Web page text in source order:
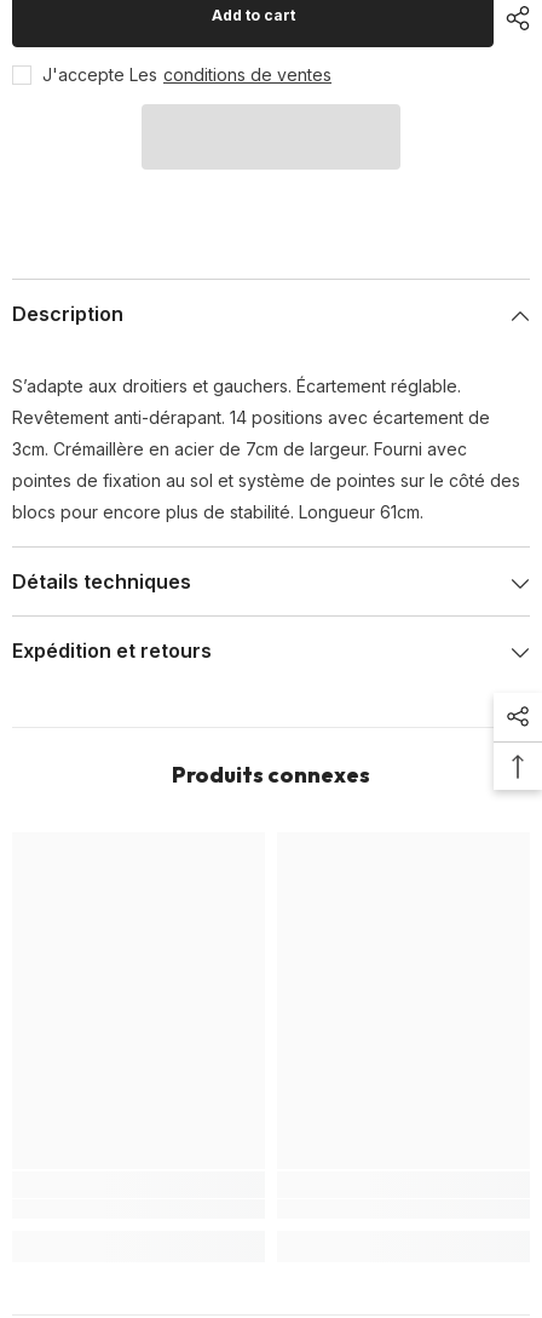
entraînemententraînement
Add to cart
J'accepte Les conditions de ventes
Description
S’adapte aux droitiers et gauchers. Écartement réglable.
Revêtement anti-dérapant. 14 positions avec écartement de
3cm. Crémaillère en acier de 7cm de largeur. Fourni avec
pointes de fixation au sol et système de pointes sur le côté des
blocs pour encore plus de stabilité. Longueur 61cm.
Détails techniques
Expédition et retours
Produits connexes